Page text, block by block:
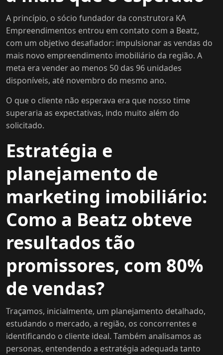
A princípio, o sócio fundador da construtora KA
Empreendimentos entrou em contato com a Beatz,
com um objetivo desafiador: impulsionar as vendas do
mais novo empreendimento imobiliário da região. A
meta era vender ao menos 50 das 96 unidades
disponíveis, até novembro do mesmo ano.
O que o cliente não esperava era que nosso time
superaria as expectativas, indo muito além do
solicitado.
Estratégia e
planejamento de
marketing imobiliário:
Como a Beatz obteve
resultados tão
promissores, com 80%
de vendas?
Traçamos, inicialmente, um planejamento detalhado,
estudando o mercado, a região, os concorrentes e
identificando o cliente ideal. Também analisamos as
personas, entendendo a estratégia adequada tanto